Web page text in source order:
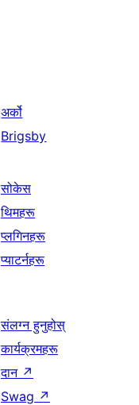
अर्को
Brigsby
सोकेस
थिमहरू
प्लगिनहरू
प्याटर्नहरू
संलग्न हुनुहोस्
कार्यक्रमहरू
दान ↗
Swag ↗